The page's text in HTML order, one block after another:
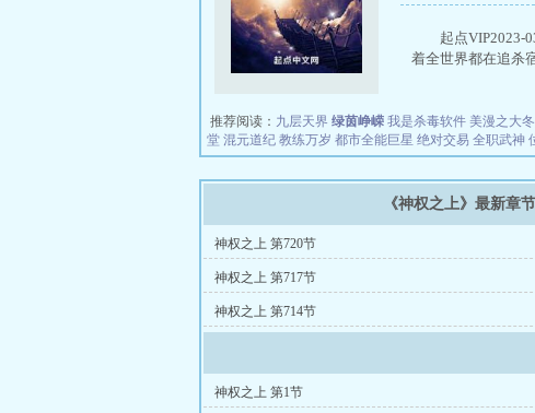
起点
着全世界都在追杀
推荐阅读： 九层天界 绿茵峥嵘 我是杀毒软件 美漫之大
堂 混元道纪 教练万岁 都市全能巨星 绝对交易 全职武神
《神权之上》最新章节
神权之上 第720节
神权之上 第717节
神权之上 第714节
神权之上 第1节